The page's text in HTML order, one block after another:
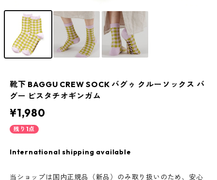
靴下 BAGGU CREW SOCK バグゥ クルーソックス バ
グー ピスタチオギンガム
¥1,980
残り1点
International shipping available
当ショップは国内正規品（新品）のみ取り扱いのため、安心